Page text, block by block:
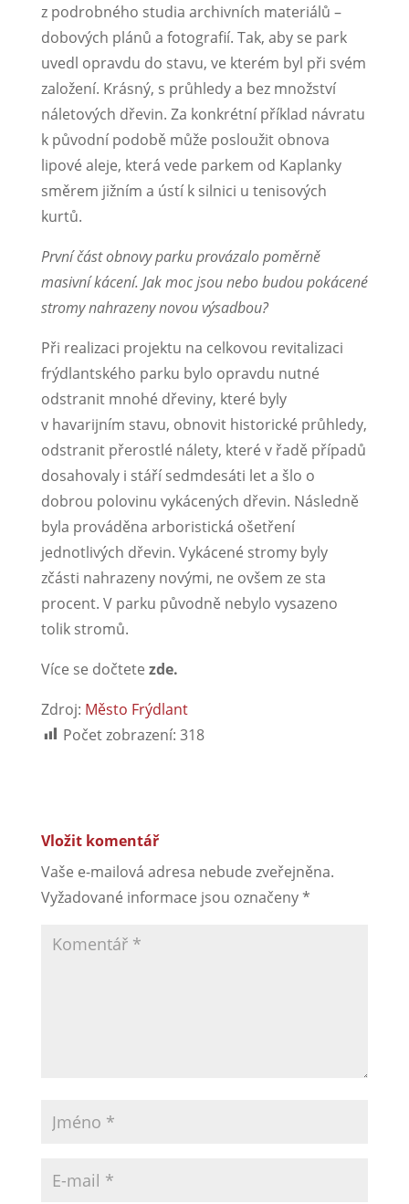
z podrobného studia archivních materiálů –
dobových plánů a fotografií. Tak, aby se park
uvedl opravdu do stavu, ve kterém byl při svém
založení. Krásný, s průhledy a bez množství
náletových dřevin. Za konkrétní příklad návratu
k původní podobě může posloužit obnova
lipové aleje, která vede parkem od Kaplanky
směrem jižním a ústí k silnici u tenisových
kurtů.
První část obnovy parku provázalo poměrně
masivní kácení. Jak moc jsou nebo budou pokácené
stromy nahrazeny novou výsadbou?
Při realizaci projektu na celkovou revitalizaci
frýdlantského parku bylo opravdu nutné
odstranit mnohé dřeviny, které byly
v havarijním stavu, obnovit historické průhledy,
odstranit přerostlé nálety, které v řadě případů
dosahovaly i stáří sedmdesáti let a šlo o
dobrou polovinu vykácených dřevin. Následně
byla prováděna arboristická ošetření
jednotlivých dřevin. Vykácené stromy byly
zčásti nahrazeny novými, ne ovšem ze sta
procent. V parku původně nebylo vysazeno
tolik stromů.
Více se dočtete zde.
Zdroj: Město Frýdlant
Počet zobrazení: 318
Vložit komentář
Vaše e-mailová adresa nebude zveřejněna.
Vyžadované informace jsou označeny*